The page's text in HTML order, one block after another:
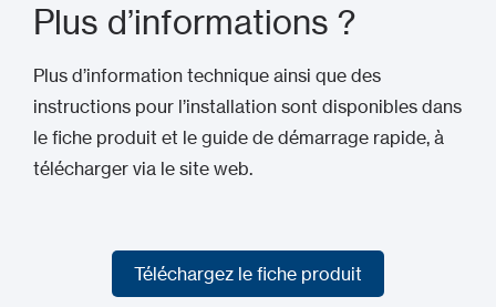
Plus d’informations ?
Plus d’information technique ainsi que des
instructions pour l’installation sont disponibles dans
le fiche produit et le guide de démarrage rapide, à
télécharger via le site web.
Téléchargez le fiche produit